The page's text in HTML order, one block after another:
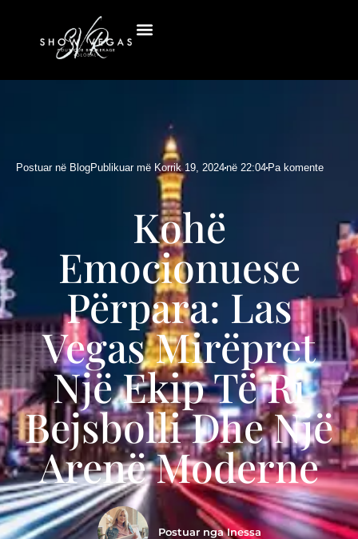
Postuar në BlogPublikuar më Korrik 19, 2024në 22:04 Pa komente
Kohë
Emocionuese
Përpara: Las
Vegas Mirëpret
Një Ekip Të Ri
Bejsbolli Dhe Një
Arenë Moderne
Postuar ngaInessa